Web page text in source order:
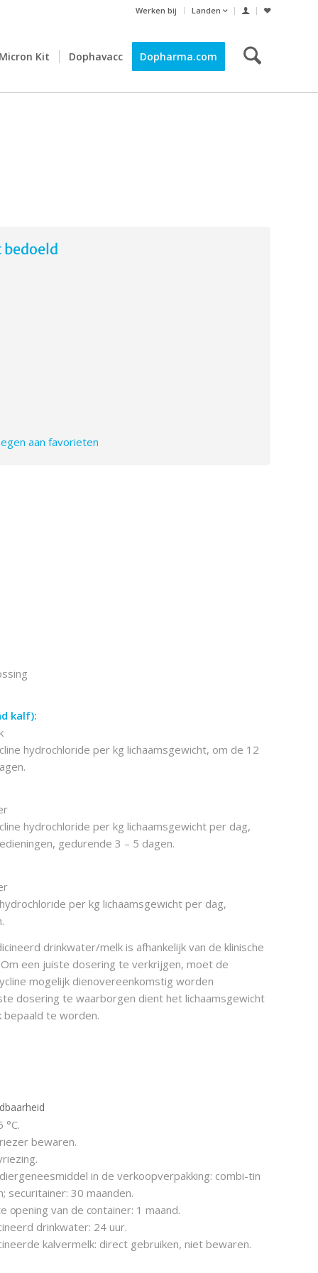
Werken bij Landen
Kit Dophavacc Dopharma.com
aan favorieten
kalf):
hydrochloride per kg lichaamsgewicht, om de 12
hydrochloride per kg lichaamsgewicht per dag,
gedurende 3 – 5 dagen.
per kg lichaamsgewicht per dag,
drinkwater/melk is afhankelijk van de klinische
een juiste dosering te verkrijgen, moet de
mogelijk dienovereenkomstig worden
dosering te waarborgen dient het lichaamsgewicht
bepaald te worden.
bewaren.
in de verkoopverpakking: combi-tin
securitainer: 30 maanden.
opening van de container: 1 maand.
drinkwater: 24 uur.
kalvermelk: direct gebruiken, niet bewaren.